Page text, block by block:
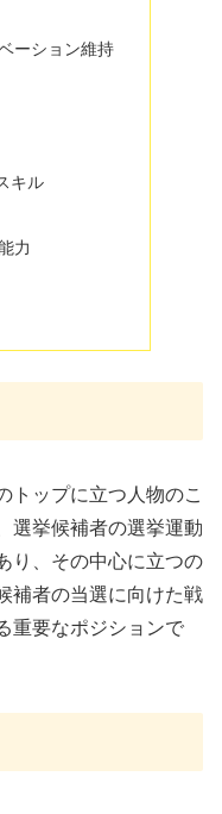
ーション維持
キル
力
トップに立つ人物のこ
選挙候補者の選挙運動
り、その中心に立つの
補者の当選に向けた戦
重要なポジションで